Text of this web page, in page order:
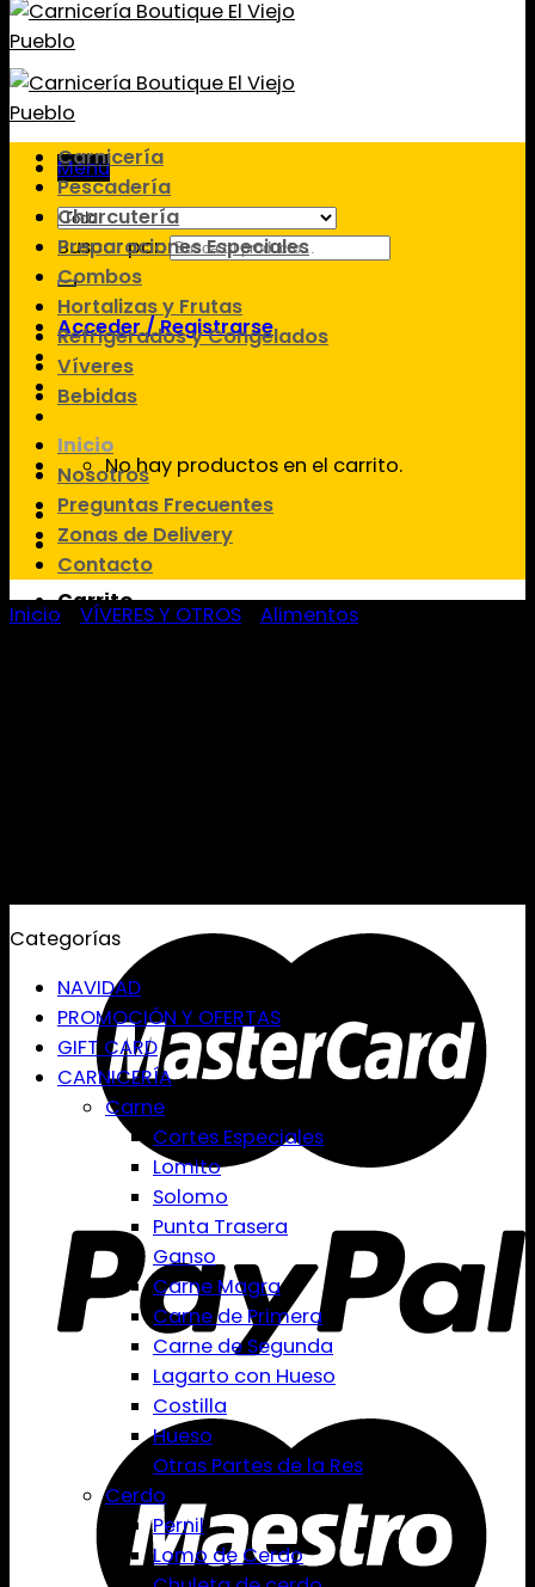
Menú
Buscar por:
Acceder / Registrarse
No hay productos en el carrito.
Carrito
Carnicería
Pescadería
Charcutería
Preparaciones Especiales
Combos
Hortalizas y Frutas
Refrigerados y Congelados
Víveres
Bebidas
Inicio
Nosotros
Preguntas Frecuentes
Zonas de Delivery
Contacto
Inicio
VÍVERES Y OTROS Alimentos
Categorías
NAVIDAD
PROMOCIÓN Y OFERTAS
GIFT CARD
CARNICERÍA
Carne
Cortes Especiales
Lomito
Solomo
Punta Trasera
Ganso
Carne Magra
Carne de Primera
Carne de Segunda
Lagarto con Hueso
Costilla
Hueso
Otras Partes de la Res
Cerdo
Pernil
Lomo de Cerdo